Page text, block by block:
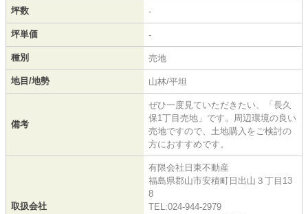
坪数 -
坪単価 -
種別 売地
地目/地勢 山林/平坦
備考
ぜひ一度見ていただきたい、「長久
保1丁目売地」です。周辺環境の良い
売地ですので、土地購入をご検討の
方におすすめです。
取扱会社
有限会社日東不動産
福島県郡山市安積町日出山３丁目13
8
TEL:024-944-2979